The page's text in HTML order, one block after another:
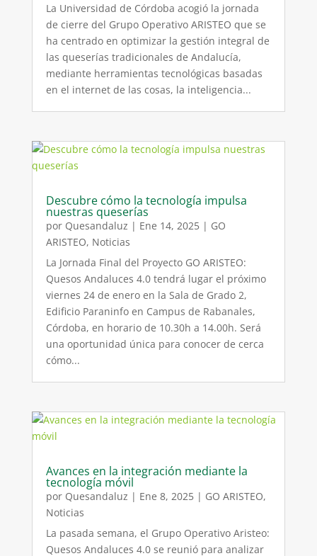
La Universidad de Córdoba acogió la jornada
de cierre del Grupo Operativo ARISTEO que se
ha centrado en optimizar la gestión integral de
las queserías tradicionales de Andalucía,
mediante herramientas tecnológicas basadas
en el internet de las cosas, la inteligencia...
Descubre cómo la tecnología impulsa
nuestras queserías
por Quesandaluz | Ene 14, 2025| GO
ARISTEO, Noticias
La Jornada Final del Proyecto GO ARISTEO:
Quesos Andaluces 4.0 tendrá lugar el próximo
viernes 24 de enero en la Sala de Grado 2,
Edificio Paraninfo en Campus de Rabanales,
Córdoba, en horario de 10.30h a 14.00h. Será
una oportunidad única para conocer de cerca
cómo...
Avances en la integración mediante la
tecnología móvil
por Quesandaluz | Ene 8, 2025| GO ARISTEO,
Noticias
La pasada semana, el Grupo Operativo Aristeo:
Quesos Andaluces 4.0 se reunió para analizar